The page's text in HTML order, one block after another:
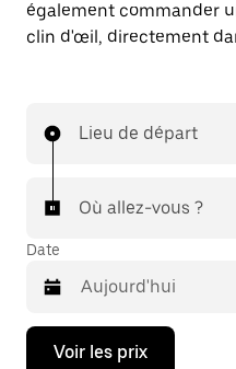
également commander
clin d'œil, directement
Lieu de départ
Où allez-vous ?
Date
Appuyez
Voir les prix